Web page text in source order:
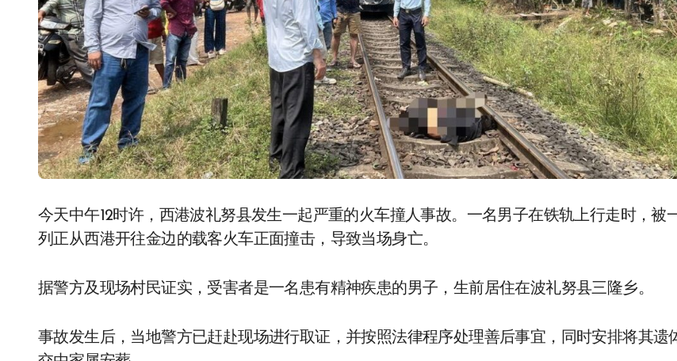
今天中午12时许，西港波礼努县发生一起严重的火车撞人事故。一名男子在铁轨上行走时，被一
列正从西港开往金边的载客火车正面撞击，导致当场身亡。
据警方及现场村民证实，受害者是一名患有精神疾患的男子，生前居住在波礼努县三隆乡。
事故发生后，当地警方已赶赴现场进行取证，并按照法律程序处理善后事宜，同时安排将其遗